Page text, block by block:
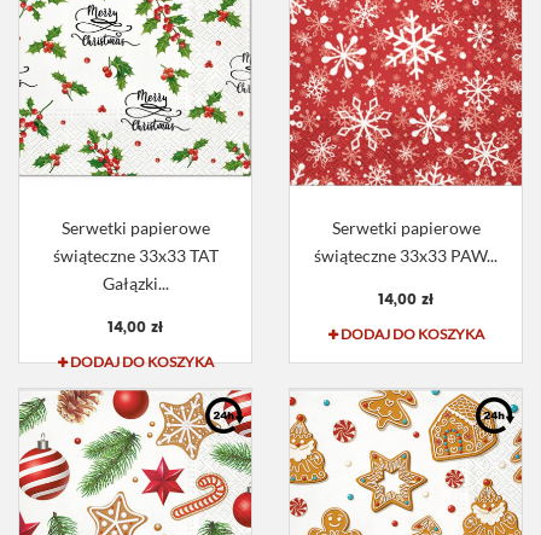
Serwetki papierowe
świąteczne 33x33 TAT
Gałązki...
14,00 zł
DODAJ DO KOSZYKA
Serwetki papierowe
świąteczne 33x33 PAW...
14,00 zł
DODAJ DO KOSZYKA